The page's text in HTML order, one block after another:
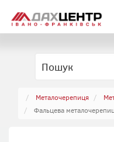
Металочерепиця
Фальцева